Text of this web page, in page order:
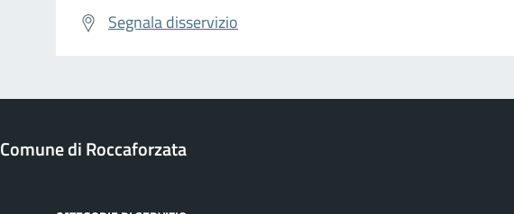
Segnala disservizio
Comune di Roccaforzata